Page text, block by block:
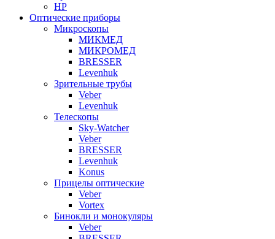
HP
Оптические приборы
Микроскопы
МИКМЕД
МИКРОМЕД
BRESSER
Levenhuk
Зрительные трубы
Veber
Levenhuk
Телескопы
Sky-Watcher
Veber
BRESSER
Levenhuk
Konus
Прицелы оптические
Veber
Vortex
Бинокли и монокуляры
Veber